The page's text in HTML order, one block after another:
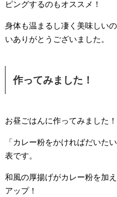
ピングするのもオススメ！
身体も温まるし凄く美味しい
いありがとうございました。
作ってみました！
お昼ごはんに作ってみました！
「カレー粉をかければだいた
表です。
和風の厚揚げがカレー粉を加
アップ！